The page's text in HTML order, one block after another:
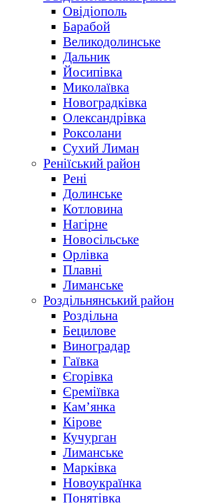
Овідіополь
Барабой
Великодолинське
Дальник
Йосипівка
Миколаївка
Новоградківка
Олександрівка
Роксолани
Сухий Лиман
Реніїський район
Рені
Долинське
Котловина
Нагірне
Новосільське
Орлівка
Плавні
Лиманське
Роздільнянський район
Роздільна
Бецилове
Виноградар
Гаївка
Єгорівка
Єреміївка
Кам’янка
Кірове
Кучурган
Лиманське
Марківка
Новоукраїнка
Понятівка